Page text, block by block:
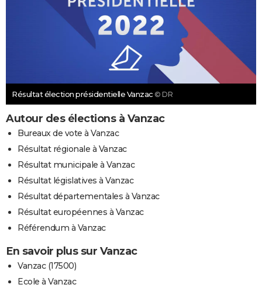
Résultat élection présidentielle Vanzac © DR
Autour des élections à Vanzac
Bureaux de vote à Vanzac
Résultat régionale à Vanzac
Résultat municipale à Vanzac
Résultat législatives à Vanzac
Résultat départementales à Vanzac
Résultat européennes à Vanzac
Référendum à Vanzac
En savoir plus sur Vanzac
Vanzac (17500)
Ecole à Vanzac